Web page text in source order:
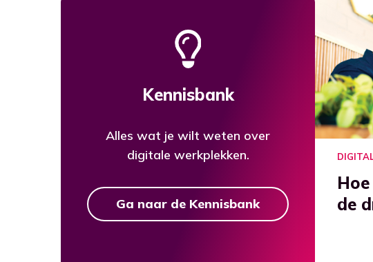
Kennisbank
Alles wat je wilt weten over
digitale werkplekken.
Ga naar de Kennisbank
de